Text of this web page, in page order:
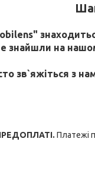
знайшли на
зв`яжіться з
Платежі